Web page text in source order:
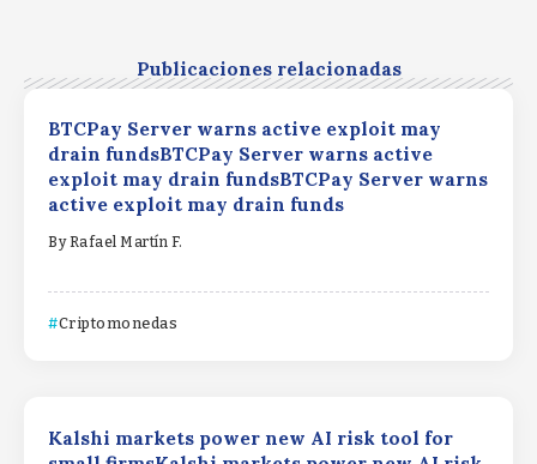
Publicaciones relacionadas
BTCPay Server warns active exploit may
drain fundsBTCPay Server warns active
exploit may drain fundsBTCPay Server warns
active exploit may drain funds
By Rafael Martín F.
Criptomonedas
Kalshi markets power new AI risk tool for